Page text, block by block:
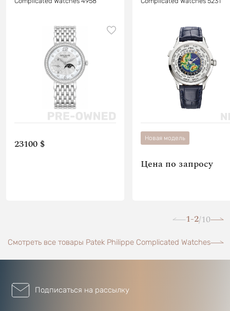
23100 $ Новая модель
Цена по запросу
1-2/10
Смотреть все товары Patek Philippe Complicated Watches
Подписаться на рассылку